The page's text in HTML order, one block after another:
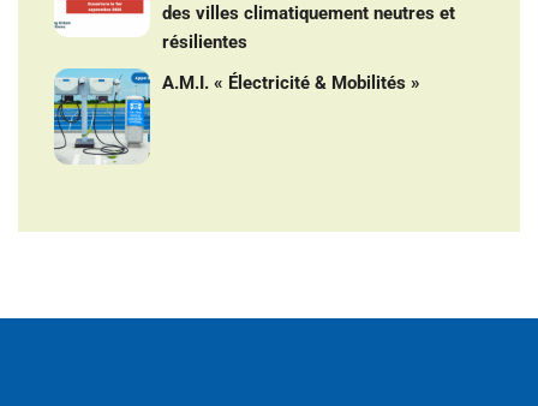
des villes climatiquement neutres et
résilientes
A.M.I. « Électricité & Mobilités »